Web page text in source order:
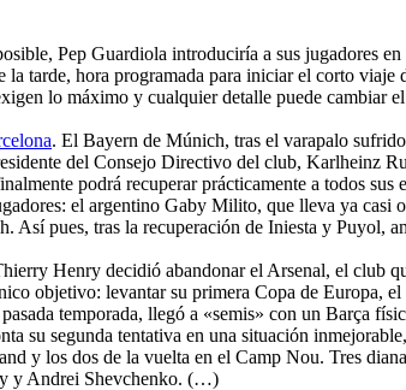
Pep Guardiola introduciría a sus jugadores
la tarde, hora programada para iniciar el corto
lo máximo y cualquier detalle puede cambiar
. El Bayern de Múnich, tras el varapalo
del Consejo Directivo del club, Karlheinz
podrá recuperar prácticamente a todos
el argentino Gaby Milito, que lleva ya casi
pues, tras la recuperación de Iniesta y Puyol,
Henry decidió abandonar el Arsenal, el club
objetivo: levantar su primera Copa de Europa,
temporada, llegó a «semis» con un Barça
su segunda tentativa en una situación
y los dos de la vuelta en el Camp Nou. Tres
y Andrei Shevchenko. (…)